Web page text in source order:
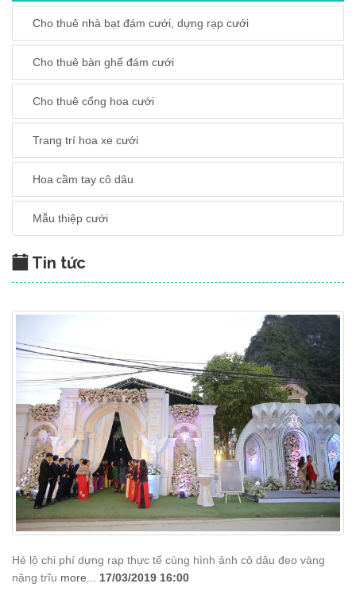
Cho thuê nhà bạt đám cưới, dựng rạp cưới
Cho thuê bàn ghế đám cưới
Cho thuê cổng hoa cưới
Trang trí hoa xe cưới
Hoa cầm tay cô dâu
Mẫu thiệp cưới
Tin tức
Hé lộ chi phí dựng rạp thực tế cùng hình ảnh cô dâu đeo vàng
nặng trĩu more... 17/03/2019 16:00